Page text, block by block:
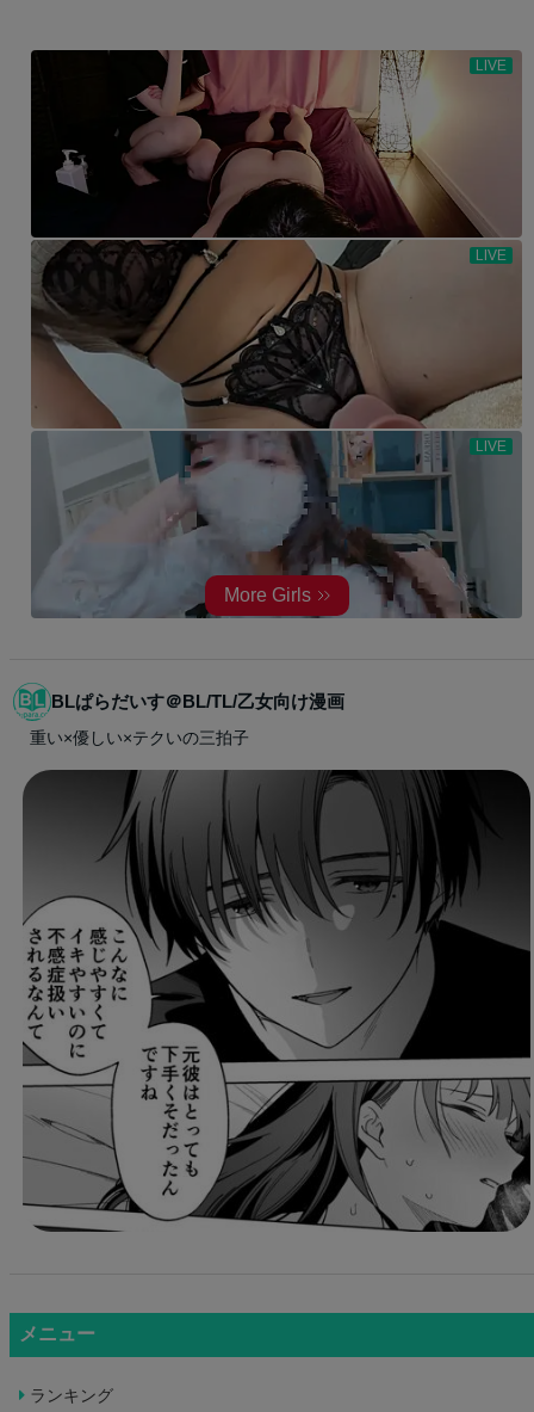
BLぱらだいす＠BL/TL/乙女向け漫画
重い×優しい×テクいの三拍子
メニュー
ランキング